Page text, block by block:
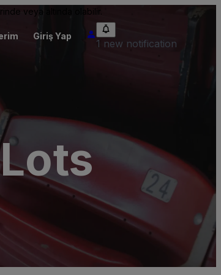
veya altında olabilir.
Giriş Yap
1 new notification